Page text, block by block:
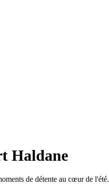
Haldane
de détente au cœur de l'été.